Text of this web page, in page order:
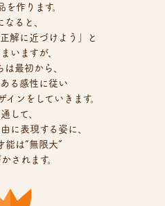
を作ります。
なると、
解に近づけよう」と
いますが、
は最初から、
る感性に従い
インをしていきます。
して、
に表現する姿に、
能は“無限大”
されます。